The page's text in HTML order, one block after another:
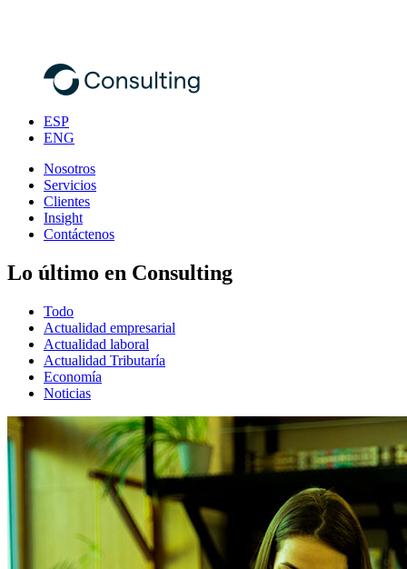
ESP
ENG
Nosotros
Servicios
Clientes
Insight
Contáctenos
Lo último en Consulting
Todo
Actualidad empresarial
Actualidad laboral
Actualidad Tributaría
Economía
Noticias